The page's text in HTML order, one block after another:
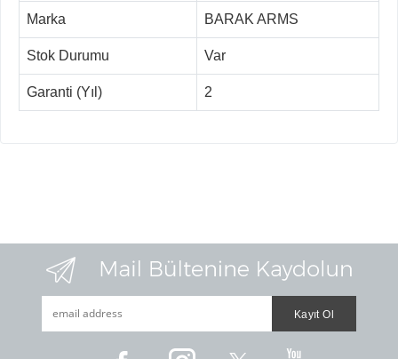
Marka BARAK ARMS
Stok Durumu Var
Garanti (Yıl) 2